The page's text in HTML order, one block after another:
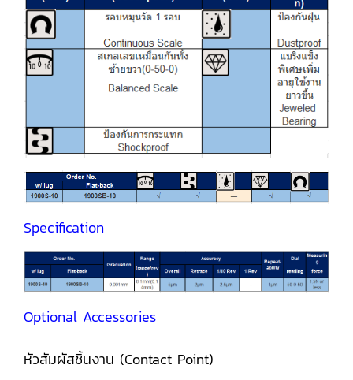
Specification
Optional Accessories
หัวสัมผัสชิ้นงาน (Contact Point)